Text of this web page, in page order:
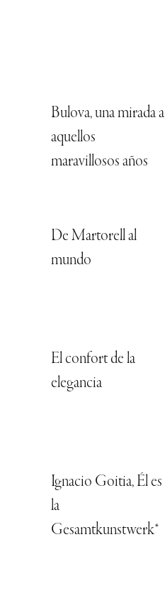
Bulova, una mirada a
aquellos
maravillosos años
De Martorell al
mundo
El confort de la
elegancia
Ignacio Goitia, Él es
la
Gesamtkunstwerk*